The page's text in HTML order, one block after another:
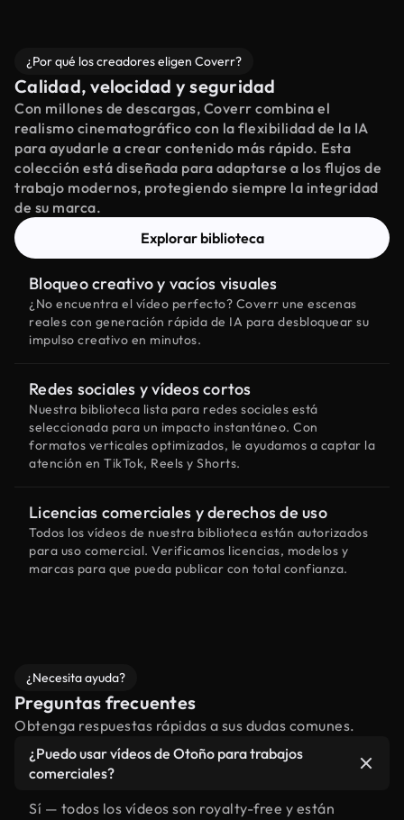
¿Por qué los creadores eligen Coverr?
Calidad, velocidad y seguridad
Con millones de descargas, Coverr combina el
realismo cinematográfico con la flexibilidad de la IA
para ayudarle a crear contenido más rápido. Esta
colección está diseñada para adaptarse a los flujos de
trabajo modernos, protegiendo siempre la integridad
de su marca.
Explorar biblioteca
Bloqueo creativo y vacíos visuales
¿No encuentra el vídeo perfecto? Coverr une escenas
reales con generación rápida de IA para desbloquear su
impulso creativo en minutos.
Redes sociales y vídeos cortos
Nuestra biblioteca lista para redes sociales está
seleccionada para un impacto instantáneo. Con
formatos verticales optimizados, le ayudamos a captar la
atención en TikTok, Reels y Shorts.
Licencias comerciales y derechos de uso
Todos los vídeos de nuestra biblioteca están autorizados
para uso comercial. Verificamos licencias, modelos y
marcas para que pueda publicar con total confianza.
¿Necesita ayuda?
Preguntas frecuentes
Obtenga respuestas rápidas a sus dudas comunes.
¿Puedo usar vídeos de Otoño para trabajos
comerciales?
Sí — todos los vídeos son royalty-free y están